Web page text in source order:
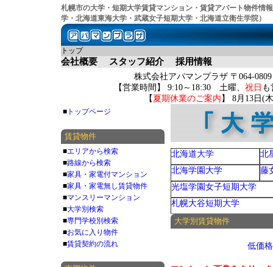
札幌市の大学・短期大学賃貸マンション・賃貸アパート物件情
学・北海道東海大学・武蔵女子短期大学・北海道立衛生学院）
トップ
会社概要 スタッフ紹介 採用情報
株式会社アパマンプラザ 〒064-
【営業時間】 9:10～18:30 土曜、 祝日
【 夏期休業のご案内 】 8月13日(
北海道大学
北
北海学園大学
藤
光塩学園女子短期大学
札幌大谷短期大学
大学別賃貸物件
低価
■ トップページ
賃貸物件
■エリアから検索
■路線から検索
■家具・家電付マンション
■家具・家電無し賃貸物件
■マンスリーマンション
■大学別検索
■専門学校別検索
■お気に入り物件
■賃貸契約の流れ